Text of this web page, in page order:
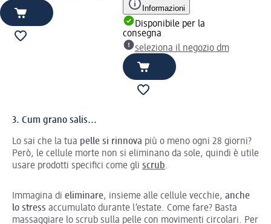
Informazioni
Disponibile per la
consegna
seleziona il negozio dm
3. Cum grano salis...
Lo sai che la tua pelle si rinnova più o meno ogni 28 giorni?
Però, le cellule morte non si eliminano da sole, quindi è utile
usare prodotti specifici come gli scrub.
Immagina di eliminare, insieme alle cellule vecchie, anche
lo stress accumulato durante l’estate. Come fare? Basta
massaggiare lo scrub sulla pelle con movimenti circolari. Per